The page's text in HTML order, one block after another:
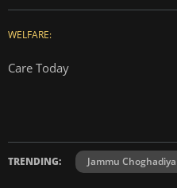
WELFARE:
Care Today
TRENDING: Jammu Choghadiya